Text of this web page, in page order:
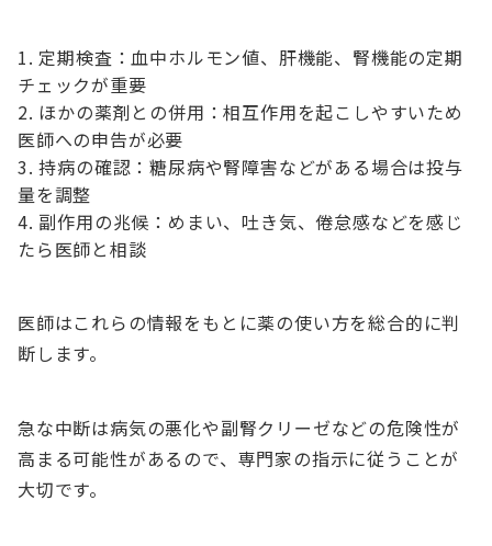
定期検査：血中ホルモン値、肝機能、腎機能の定期
チェックが重要
ほかの薬剤との併用：相互作用を起こしやすいため
医師への申告が必要
持病の確認：糖尿病や腎障害などがある場合は投与
量を調整
副作用の兆候：めまい、吐き気、倦怠感などを感じ
たら医師と相談
医師はこれらの情報をもとに薬の使い方を総合的に判
断します。
急な中断は病気の悪化や副腎クリーゼなどの危険性が
高まる可能性があるので、専門家の指示に従うことが
大切です。